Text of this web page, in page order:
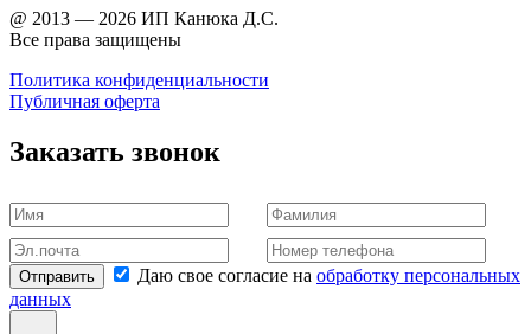
@ 2013 — 2026 ИП Канюка Д.С.
Все права защищены
Политика конфиденциальности
Публичная оферта
Заказать звонок
Отправить Даю свое согласие на обработку персональных
данных